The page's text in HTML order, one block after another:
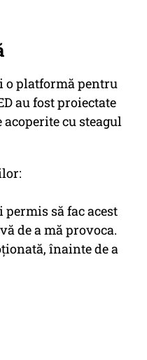
o platformă pentru
au fost proiectate
cu steagul
să fac acest
de a mă provoca.
înainte de a